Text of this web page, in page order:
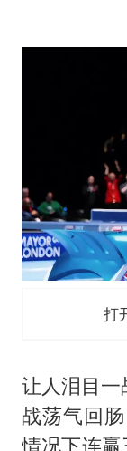
打
让人泪目一
战荡气回肠
情况下连